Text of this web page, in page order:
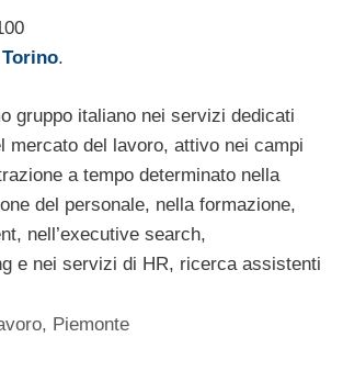
Torino.
gruppo italiano nei servizi dedicati
mercato del lavoro, attivo nei campi
a tempo determinato nella
del personale, nella formazione,
nell’executive search,
e nei servizi di HR, ricerca assistenti
, Piemonte